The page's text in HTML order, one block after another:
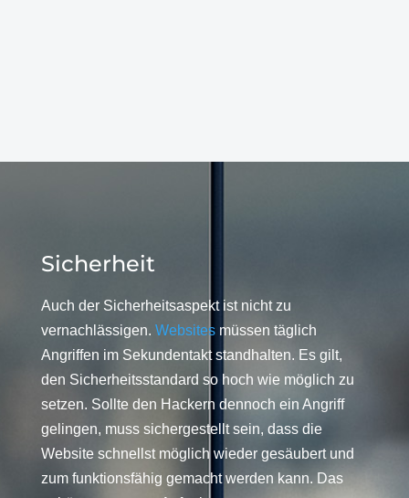
Sicherheit
Auch der Sicherheitsaspekt ist nicht zu
vernachlässigen. Websitesmüssen täglich
Angriffen im Sekundentakt standhalten. Es gilt,
den Sicherheitsstandard so hoch wie möglich zu
setzen. Sollte den Hackern dennoch ein Angriff
gelingen, muss sichergestellt sein, dass die
Website schnellst möglich wieder gesäubert und
zum funktionsfähig gemacht werden kann. Das